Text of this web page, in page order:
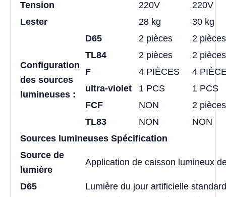
Tension 220V
220V
Lester
28 kg 30 kg
Configuration
des sources
lumineuses :
D65 2 pièces
2 pièces
TL84
2 pièces
2 pièces
F
4 PIÈCES
4
ultra-violet
1 PCS
1 PCS
FCF
NON
2 pièces
TL83
NON
NON
Sources lumineuses Spécification
Source de
lumière
Application de caisson lumineux
D65 Lumière du jour artificielle